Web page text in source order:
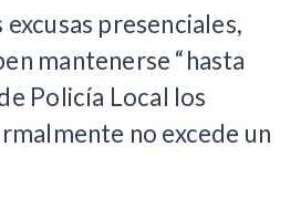
presenciales,
mantenerse “hasta
Policía Local los
no excede un